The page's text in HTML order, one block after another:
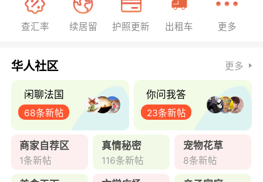
查汇率 续居留 护照更新 出租车 更多
华人社区 更多
闲聊法国
68条新帖
你问我答
23条新帖
商家自荐区
1条新帖
真情秘密
116条新帖
宠物花草
8条新帖